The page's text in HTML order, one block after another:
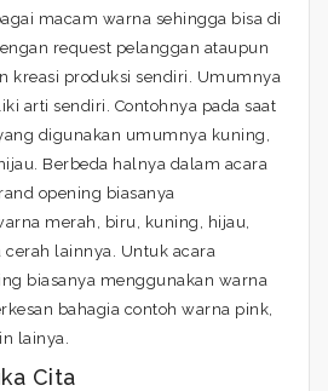
macam warna sehingga bisa di
request pelanggan ataupun
kreasi produksi sendiri. Umumnya
arti sendiri. Contohnya pada saat
digunakan umumnya kuning,
Berbeda halnya dalam acara
opening biasanya
merah, biru, kuning, hijau,
lainnya. Untuk acara
biasanya menggunakan warna
bahagia contoh warna pink,
lainya.
Cita